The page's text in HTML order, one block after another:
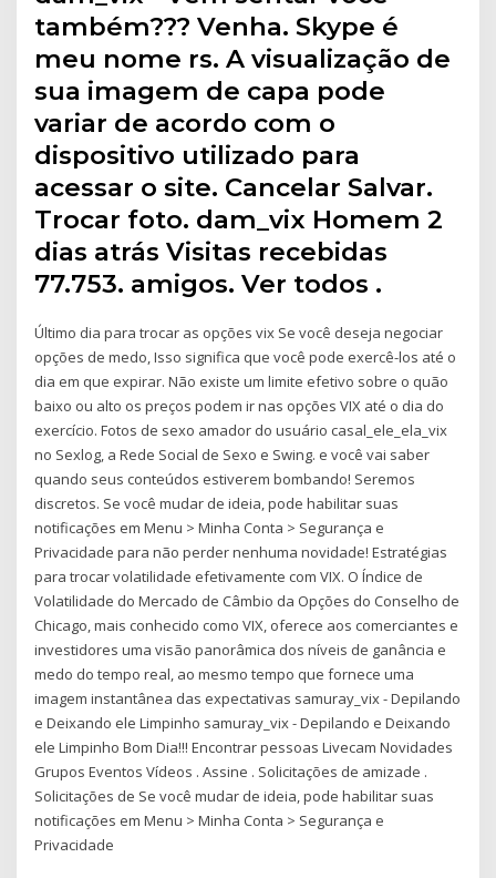
também??? Venha. Skype é
meu nome rs. A visualização de
sua imagem de capa pode
variar de acordo com o
dispositivo utilizado para
acessar o site. Cancelar Salvar.
Trocar foto. dam_vix Homem 2
dias atrás Visitas recebidas
77.753. amigos. Ver todos .
Último dia para trocar as opções vix Se você deseja negociar
opções de medo, Isso significa que você pode exercê-los até o
dia em que expirar. Não existe um limite efetivo sobre o quão
baixo ou alto os preços podem ir nas opções VIX até o dia do
exercício. Fotos de sexo amador do usuário casal_ele_ela_vix
no Sexlog, a Rede Social de Sexo e Swing. e você vai saber
quando seus conteúdos estiverem bombando! Seremos
discretos. Se você mudar de ideia, pode habilitar suas
notificações em Menu > Minha Conta > Segurança e
Privacidade para não perder nenhuma novidade! Estratégias
para trocar volatilidade efetivamente com VIX. O Índice de
Volatilidade do Mercado de Câmbio da Opções do Conselho de
Chicago, mais conhecido como VIX, oferece aos comerciantes e
investidores uma visão panorâmica dos níveis de ganância e
medo do tempo real, ao mesmo tempo que fornece uma
imagem instantânea das expectativas samuray_vix - Depilando
e Deixando ele Limpinho samuray_vix - Depilando e Deixando
ele Limpinho Bom Dia!!! Encontrar pessoas Livecam Novidades
Grupos Eventos Vídeos . Assine . Solicitações de amizade .
Solicitações de Se você mudar de ideia, pode habilitar suas
notificações em Menu > Minha Conta > Segurança e
Privacidade